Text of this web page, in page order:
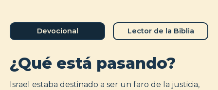
Devocional Lector de la Biblia
¿Qué está pasando?
Israel estaba destinado a ser un faro de la justicia,